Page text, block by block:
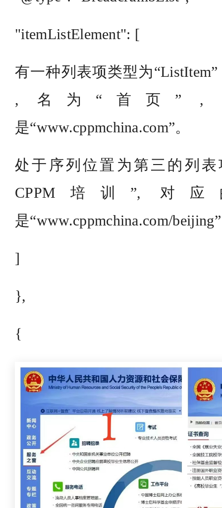
"itemListElement": [
有一种列表项类型为
, 名为“首页” ,
是“www.cppmchina.com”。
处于序列位置为第三的列
CPPM培训”, 对
是“www.cppmchina.com/
]
},
{